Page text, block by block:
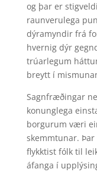
og þar er
raunverulega
dýramyndir frá
hvernig dýr
trúarlegum
breytt í
Sagnfræðingar
konunglega
borgurum væri
skemmtunar.
flykktist fólk til
áfanga í